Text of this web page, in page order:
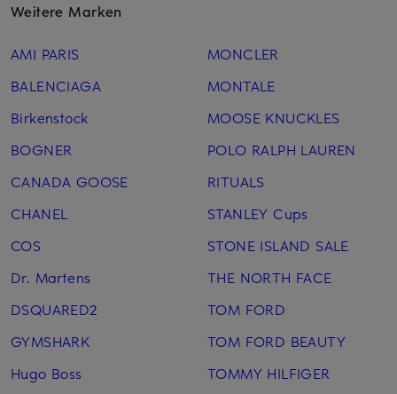
Weitere Marken
AMI PARIS
BALENCIAGA
Birkenstock
BOGNER
CANADA GOOSE
CHANEL
COS
Dr. Martens
DSQUARED2
GYMSHARK
Hugo Boss
MONCLER
MONTALE
MOOSE KNUCKLES
POLO RALPH LAUREN
RITUALS
STANLEY Cups
STONE ISLAND SALE
THE NORTH FACE
TOM FORD
TOM FORD BEAUTY
TOMMY HILFIGER